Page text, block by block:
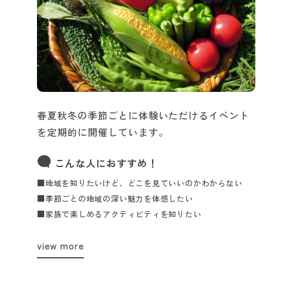
春夏秋冬の季節ごとに体験いただけるイベント
を定期的に開催しています。
こんな人におすすめ！
■地域を知りたいけど、どこを見ていいのかわからない
■季節ごとの地域の深い魅力を体感したい
■家族で楽しめるアクティビティを知りたい
view more